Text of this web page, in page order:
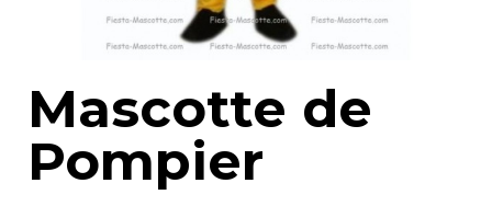
Mascotte de
Pompier